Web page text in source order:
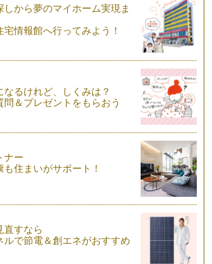
ひと工夫
太陽の照りつける暑い日がまぶしく蒸し暑
は湿…
ハーブの押し花を使った簡単なクラフト作
…
も我が家のハーブはすくすくと伸びていま
けたい…
ハーブで遊ぶ
もあれば、ジリジリと照りつける太陽が眩
…
美しい季節、たくさんのハーブ苗が店頭に
…
しから夢のマイホーム実現ま
情報館へ行ってみよう！
るけれど、しくみは？
＆プレゼントをもらおう
ナー
住まいがサポート！
直すなら
ルで節電＆創エネがおすすめ